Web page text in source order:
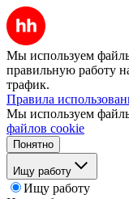
Мы используем
правильную работу
трафик.
Правила
Мы используем
файлов cookie
Понятно
Ищу работу
Ищу работу